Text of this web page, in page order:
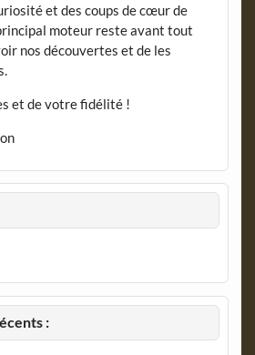
et des coups de cœur de
moteur reste avant tout
nos découvertes et de les
et de votre fidélité !
: